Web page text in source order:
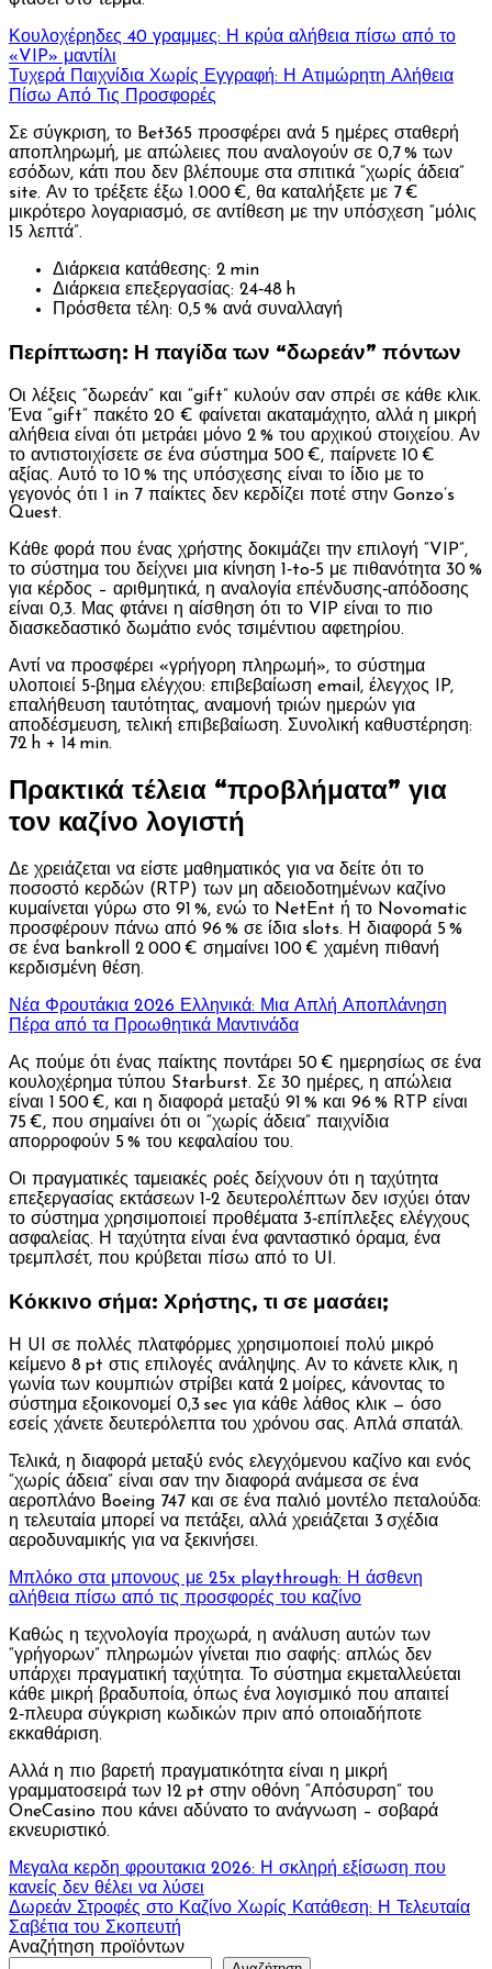
Κουλοχέρηδες 40 γραμμες: Η κρύα αλήθεια πίσω από το
«VIP» μαντίλι
Τυχερά Παιχνίδια Χωρίς Εγγραφή: Η Ατιμώρητη Αλήθεια
Πίσω Από Τις Προσφορές
Σε σύγκριση, το Bet365 προσφέρει ανά 5 ημέρες σταθερή
αποπληρωμή, με απώλειες που αναλογούν σε 0,7 % των
εσόδων, κάτι που δεν βλέπουμε στα σπιτικά “χωρίς άδεια”
site. Αν το τρέξετε έξω 1.000 €, θα καταλήξετε με 7 €
μικρότερο λογαριασμό, σε αντίθεση με την υπόσχεση “μόλις
15 λεπτά”.
Διάρκεια κατάθεσης: 2 min
Διάρκεια επεξεργασίας: 24‑48 h
Πρόσθετα τέλη: 0,5 % ανά συναλλαγή
Περίπτωση: Η παγίδα των “δωρεάν” πόντων
Οι λέξεις “δωρεάν” και “gift” κυλούν σαν σπρέι σε κάθε κλικ.
Ένα “gift” πακέτο 20 € φαίνεται ακαταμάχητο, αλλά η μικρή
αλήθεια είναι ότι μετράει μόνο 2 % του αρχικού στοιχείου. Αν
το αντιστοιχίσετε σε ένα σύστημα 500 €, παίρνετε 10 €
αξίας. Αυτό το 10 % της υπόσχεσης είναι το ίδιο με το
γεγονός ότι 1 in 7 παίκτες δεν κερδίζει ποτέ στην Gonzo’s
Quest.
Κάθε φορά που ένας χρήστης δοκιμάζει την επιλογή “VIP”,
το σύστημα του δείχνει μια κίνηση 1‑to‑5 με πιθανότητα 30 %
για κέρδος – αριθμητικά, η αναλογία επένδυσης‑απόδοσης
είναι 0,3. Μας φτάνει η αίσθηση ότι το VIP είναι το πιο
διασκεδαστικό δωμάτιο ενός τσιμέντιου αφετηρίου.
Αντί να προσφέρει «γρήγορη πληρωμή», το σύστημα
υλοποιεί 5‑βημα ελέγχου: επιβεβαίωση email, έλεγχος IP,
επαλήθευση ταυτότητας, αναμονή τριών ημερών για
αποδέσμευση, τελική επιβεβαίωση. Συνολική καθυστέρηση:
72 h + 14 min.
Πρακτικά τέλεια “προβλήματα” για
τον καζίνο λογιστή
Δε χρειάζεται να είστε μαθηματικός για να δείτε ότι το
ποσοστό κερδών (RTP) των μη αδειοδοτημένων καζίνο
κυμαίνεται γύρω στο 91 %, ενώ το NetEnt ή το Novomatic
προσφέρουν πάνω από 96 % σε ίδια slots. Η διαφορά 5 %
σε ένα bankroll 2 000 € σημαίνει 100 € χαμένη πιθανή
κερδισμένη θέση.
Νέα Φρουτάκια 2026 Ελληνικά: Μια Απλή Αποπλάνηση
Πέρα από τα Προωθητικά Μαντινάδα
Ας πούμε ότι ένας παίκτης ποντάρει 50 € ημερησίως σε ένα
κουλοχέρημα τύπου Starburst. Σε 30 ημέρες, η απώλεια
είναι 1 500 €, και η διαφορά μεταξύ 91 % και 96 % RTP είναι
75 €, που σημαίνει ότι οι “χωρίς άδεια” παιχνίδια
απορροφούν 5 % του κεφαλαίου του.
Οι πραγματικές ταμειακές ροές δείχνουν ότι η ταχύτητα
επεξεργασίας εκτάσεων 1‑2 δευτερολέπτων δεν ισχύει όταν
το σύστημα χρησιμοποιεί προθέματα 3‑επίπλεξες ελέγχους
ασφαλείας. Η ταχύτητα είναι ένα φανταστικό όραμα, ένα
τρεμπλσέτ, που κρύβεται πίσω από το UI.
Κόκκινο σήμα: Χρήστης, τι σε μασάει;
Η UI σε πολλές πλατφόρμες χρησιμοποιεί πολύ μικρό
κείμενο 8 pt στις επιλογές ανάληψης. Αν το κάνετε κλικ, η
γωνία των κουμπιών στρίβει κατά 2 μοίρες, κάνοντας το
σύστημα εξοικονομεί 0,3 sec για κάθε λάθος κλικ — όσο
εσείς χάνετε δευτερόλεπτα του χρόνου σας. Απλά σπατάλ.
Τελικά, η διαφορά μεταξύ ενός ελεγχόμενου καζίνο και ενός
“χωρίς άδεια” είναι σαν την διαφορά ανάμεσα σε ένα
αεροπλάνο Boeing 747 και σε ένα παλιό μοντέλο πεταλούδα:
η τελευταία μπορεί να πετάξει, αλλά χρειάζεται 3 σχέδια
αεροδυναμικής για να ξεκινήσει.
Μπλόκο στα μπονους με 25x playthrough: Η άσθενη
αλήθεια πίσω από τις προσφορές του καζίνο
Καθώς η τεχνολογία προχωρά, η ανάλυση αυτών των
“γρήγορων” πληρωμών γίνεται πιο σαφής: απλώς δεν
υπάρχει πραγματική ταχύτητα. Το σύστημα εκμεταλλεύεται
κάθε μικρή βραδυποία, όπως ένα λογισμικό που απαιτεί
2‑πλευρα σύγκριση κωδικών πριν από οποιαδήποτε
εκκαθάριση.
Αλλά η πιο βαρετή πραγματικότητα είναι η μικρή
γραμματοσειρά των 12 pt στην οθόνη “Απόσυρση” του
OneCasino που κάνει αδύνατο το ανάγνωση – σοβαρά
εκνευριστικό.
Πλοήγηση
άρθρων
Μεγαλα κερδη φρουτακια 2026: Η σκληρή εξίσωση που
κανείς δεν θέλει να λύσει
Δωρεάν Στροφές στο Καζίνο Χωρίς Κατάθεση: Η Τελευταία
Σαβέτια του Σκοπευτή
Αναζήτηση προϊόντων